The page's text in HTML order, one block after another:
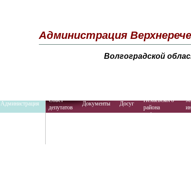
Администрация
Волгоградской
Администрация
Совет
депутатов
Документы Досуг
Нехаевского
района
информирует